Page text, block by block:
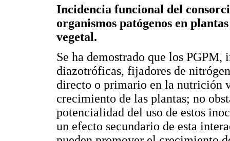
Incidencia funcional del
organismos patógenos en
vegetal.
Se ha demostrado que los
diazotróficas, fijadores de
directo o primario en la nutrición
crecimiento de las plantas; no
potencialidad del uso de estos
un efecto secundario de esta